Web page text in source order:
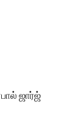
ஜார்ஜ்